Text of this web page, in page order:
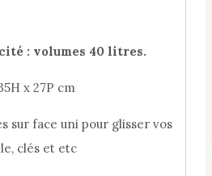
: volumes 40 litres.
x 27P cm
sur face uni pour glisser vos
clés et etc